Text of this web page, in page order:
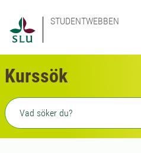
STUDENTWEBBEN
Kurssök
Fritext sökning